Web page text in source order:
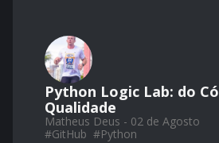
Python Logic Lab: do
Qualidade
Matheus Deus - 02 de Agosto
#GitHub #Python